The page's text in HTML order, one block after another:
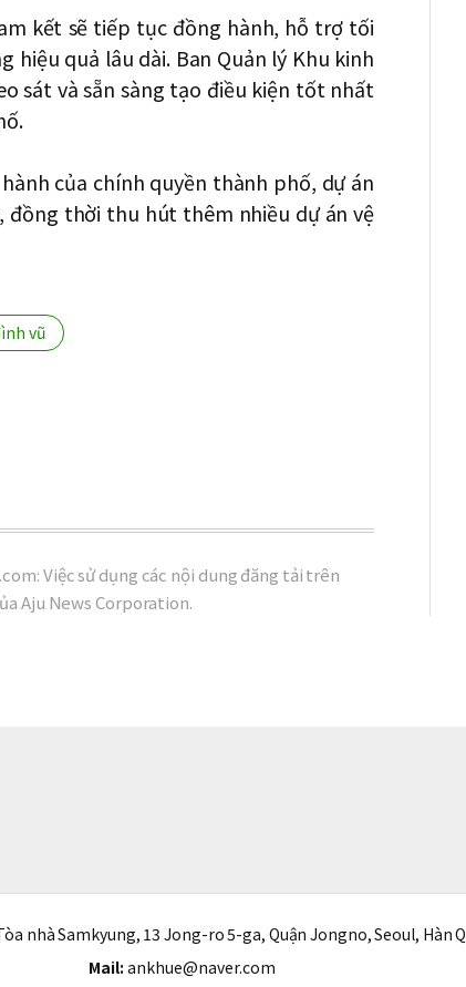
kết sẽ tiếp tục đồng hành, hỗ trợ tối
quả lâu dài. Ban Quản lý Khu kinh
sát và sẵn sàng tạo điều kiện tốt nhất
của chính quyền thành phố, dự án
đồng thời thu hút thêm nhiều dự án vệ
vũ
Việc sử dụng các nội dung đăng tải trên
Aju News Corporation.
nhà Samkyung, 13 Jong-ro 5-ga, Quận Jongno, Seoul, Hàn
Mail: ankhue@naver.com